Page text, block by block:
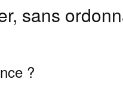
sans
?